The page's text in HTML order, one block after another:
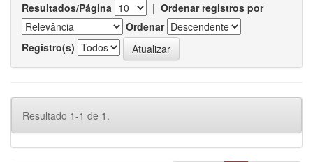
Resultados/Página | Ordenar registros por
Ordenar
Registro(s)
Resultado 1-1 de 1.